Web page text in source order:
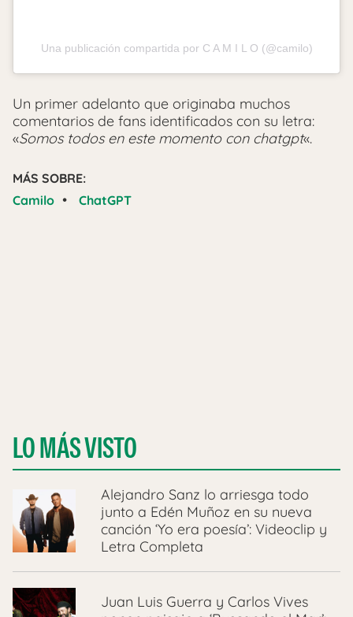
Una publicación compartida por C A M I L O (@camilo)
Un primer adelanto que originaba muchos
comentarios de fans identificados con su letra:
«Somos todos en este momento con chatgpt«.
MÁS SOBRE:
Camilo • ChatGPT
LO MÁS VISTO
Alejandro Sanz lo arriesga todo
junto a Edén Muñoz en su nueva
canción ‘Yo era poesía’: Videoclip y
Letra Completa
Juan Luis Guerra y Carlos Vives